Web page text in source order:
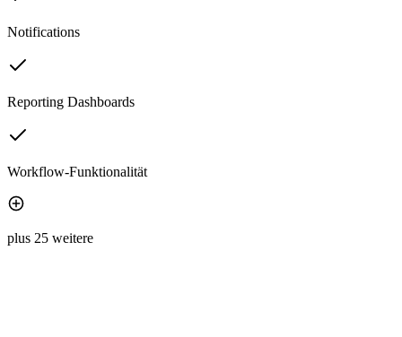
Notifications
Reporting Dashboards
Workflow-Funktionalität
plus 25 weitere